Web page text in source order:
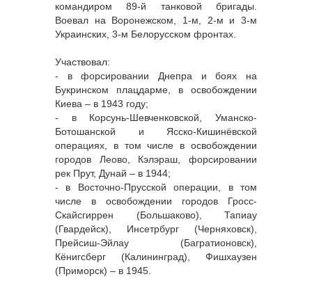
командиром 89-й танковой бригады.
Воевал на Воронежском, 1-м, 2-м и 3-м
Украинских, 3-м Белорусском фронтах.
Участвовал:
- в форсировании Днепра и боях на
Букринском плацдарме, в освобождении
Киева – в 1943 году;
- в Корсунь-Шевченковской, Уманско-
Ботошанской и Ясско-Кишинёвской
операциях, в том числе в освобождении
городов Леово, Кэлэраш, форсировании
рек Прут, Дунай – в 1944;
- в Восточно-Прусской операции, в том
числе в освобождении городов Гросс-
Скайсгиррен (Большаково), Тапиау
(Гвардейск), Инсетрбург (Черняховск),
Прейсиш-Эйлау (Багратионовск),
Кёнигсберг (Калининград), Фишхаузен
(Приморск) – в 1945.